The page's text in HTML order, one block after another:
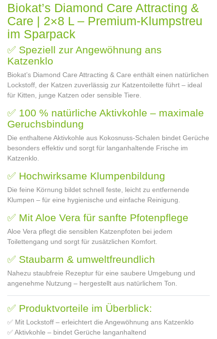
Biokat’s Diamond Care Attracting &
Care | 2×8 L – Premium-Klumpstreu
im Sparpack
✅ Speziell zur Angewöhnung ans
Katzenklo
Biokat’s Diamond Care Attracting & Care enthält einen natürlichen
Lockstoff, der Katzen zuverlässig zur Katzentoilette führt – ideal
für Kitten, junge Katzen oder sensible Tiere.
✅ 100 % natürliche Aktivkohle – maximale
Geruchsbindung
Die enthaltene Aktivkohle aus Kokosnuss-Schalen bindet Gerüche
besonders effektiv und sorgt für langanhaltende Frische im
Katzenklo.
✅ Hochwirksame Klumpenbildung
Die feine Körnung bildet schnell feste, leicht zu entfernende
Klumpen – für eine hygienische und einfache Reinigung.
✅ Mit Aloe Vera für sanfte Pfotenpflege
Aloe Vera pflegt die sensiblen Katzenpfoten bei jedem
Toilettengang und sorgt für zusätzlichen Komfort.
✅ Staubarm & umweltfreundlich
Nahezu staubfreie Rezeptur für eine saubere Umgebung und
angenehme Nutzung – hergestellt aus natürlichem Ton.
✅ Produktvorteile im Überblick:
✅ Mit Lockstoff – erleichtert die Angewöhnung ans Katzenklo
✅ Aktivkohle – bindet Gerüche langanhaltend